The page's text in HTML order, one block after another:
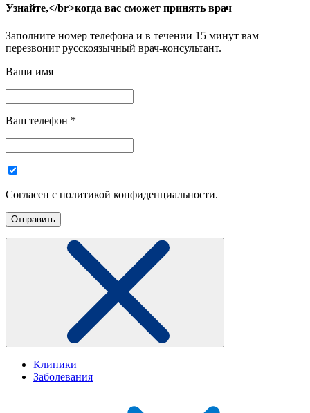
Узнайте,</br>когда вас сможет принять врач
Заполните номер телефона и в течении 15 минут вам
перезвонит русскоязычный врач-консультант.
Ваши имя
Ваш телефон *
Согласен с политикой конфиденциальности.
Клиники
Заболевания